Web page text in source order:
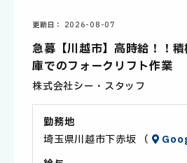
更新日 2026-08-07
急募【川越市】高時給！！
庫でのフォークリフト作業
株式会社シー・スタッフ
勤務地
埼玉県川越市下赤坂 （